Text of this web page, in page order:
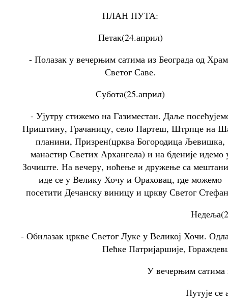
ПЛАН ПУТА:
Петак(24.април)
- Полазак у вечерњим сатима из Београда од
Светог Саве.
Субота(25.април)
- Ујутру стижемо на Газиместан. Даље
Приштину, Грачаницу, село Партеш, Штрпце на
планини, Призрен(црква Богородица Љевишка,
манастир Светих Архангела) и на бденије идемо
Зочиште. На вечеру, ноћење и дружење са
иде се у Велику Хочу и Ораховац, где можемо
посетити Дечанску виницу и цркву Светог
- Обилазак цркве Светог Луке у Великој Хочи.
Пећке Патријаршије,
У вечерњим сатима
Путује се